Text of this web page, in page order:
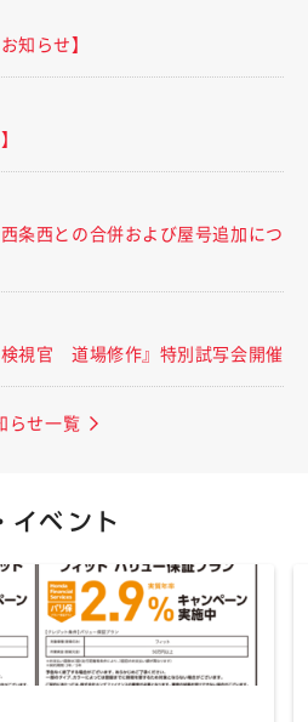
知らせ】
条西との合併および屋号追加につ
検視官 道場修作』特別試写会開催
らせ一覧